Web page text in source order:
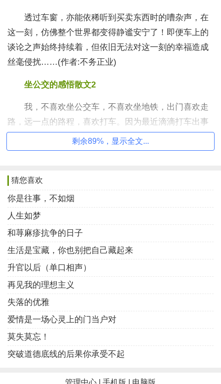
透过车窗，亦能依稀听到买卖东西时的嘈杂声，在
这一刻，仿佛整个世界都变得静谧安宁了！即便车上的
谈论之声始终持续着，但依旧无法对这一刻的幸福造成
丝毫侵扰……(作者:不务正业)
坐公交的感悟散文2
我，不喜欢坐公交车，不喜欢坐地铁，出门喜欢走
路，远一点的路程，喜欢打车。因为最近滴滴打车出事
太多，每次也只有抱着侥幸的心理，以为只要打出租车
就会安全。其实这个安全与不安全只是自我保护意识而
一起，事后，自己也忘记了和谁绑定一起！
作为一个三无人士，以及没有收入的我，从来不觉
得打车有多贵，可能学校的地理位置比较方便，无论去
哪里都比较近。每个月末，也是最贫穷的时候，蹭吃蹭
喝的时候，也会意识到自己平时多么浪费。于是到火车
站，开始自己百度着坐公交车，再转地铁。对事情喜欢
种感觉。只有坐上车才是最安心的。哪怕是无聊的等
待，也是一种享受。
校，总是慢慢悠悠地。尝试着公交车，看着人群。人是
剩余89%，显示全文...
猜您喜欢
你是往事，不如烟
人生如梦
和荨麻疹抗争的日子
生活是宝藏，你也别把自己藏起来
升官以后（单口相声）
再见我的理想主义
失落的优雅
爱情是一场心灵上的门当户对
莫失莫忘！
突破道德底线的后果你承受不起
管理中心 手机版 电脑版